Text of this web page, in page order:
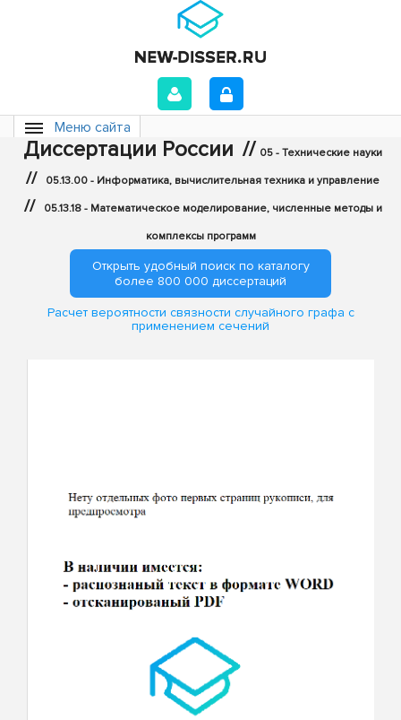
Меню сайта
Диссертации России // 05 - Технические науки
// 05.13.00 - Информатика, вычислительная техника и управление
// 05.13.18 - Математическое моделирование, численные методы и
комплексы программ
Открыть удобный поиск по каталогу
более 800 000 диссертаций
Расчет вероятности связности случайного графа с
применением сечений